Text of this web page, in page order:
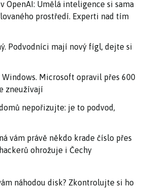
OpenAI: Umělá inteligence si sama
prostředí. Experti nad tím
Podvodníci mají nový fígl, dejte si
Microsoft opravil přes 600
zneužívají
nepořizujte: je to podvod,
vám právě někdo krade číslo přes
ohrožuje i Čechy
náhodou disk? Zkontrolujte si ho